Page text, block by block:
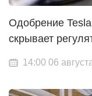
Одобрение
скрывает
14:00 06